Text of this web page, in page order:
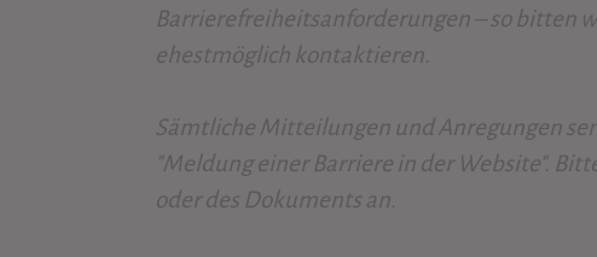
Barrierefreiheitsanforderungen – so bitten
ehestmöglich kontaktieren.
Sämtliche Mitteilungen und Anregungen
"Meldung einer Barriere in der Website".
oder des Dokuments an.